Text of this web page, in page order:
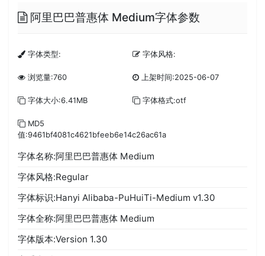
阿里巴巴普惠体 Medium字体参数
字体类型: 字体风格:
浏览量:760 上架时间:2025-06-07
字体大小:6.41MB 字体格式:otf
MD5
值:9461bf4081c4621bfeeb6e14c26ac61a
字体名称:阿里巴巴普惠体 Medium
字体风格:Regular
字体标识:Hanyi Alibaba-PuHuiTi-Medium v1.30
字体全称:阿里巴巴普惠体 Medium
字体版本:Version 1.30